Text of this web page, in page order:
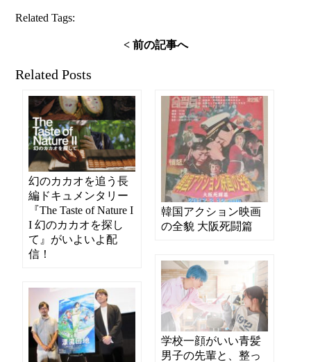
Related Tags:
< 前の記事へ
Related Posts
幻のカカオを追う長
編ドキュメンタリー
『The Taste of Nature I
I 幻のカカオを探し
て』がいよいよ配
信！
韓国アクション映画
の全貌 大阪死闘篇
学校一顔がいい青髪
男子の先輩と、整っ